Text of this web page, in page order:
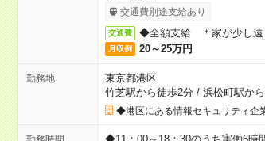
交通費別途支給あり
交通費 ◆全額支給 ＊家が少し遠
月収例 20～25万円
勤務地
東京都港区
竹芝駅から徒歩2分/ 浜松町駅か
◆港区にある情報セキュリティ企